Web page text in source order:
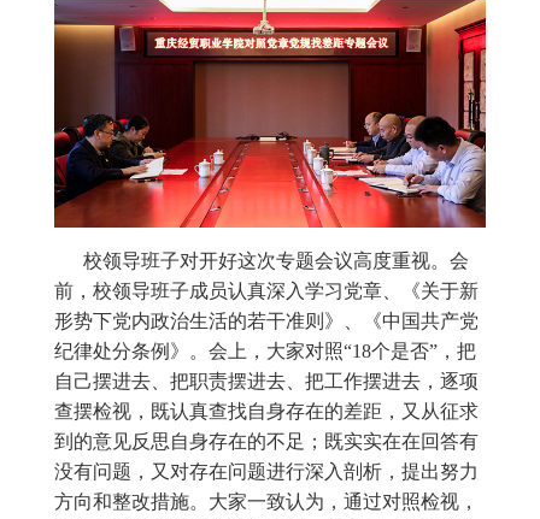
校领导班子对开好这次专题会议高度重视。会
前，校领导班子成员认真深入学习党章、《关于新
形势下党内政治生活的若干准则》、《中国共产党
纪律处分条例》。会上，大家对照“18个是否”，把
自己摆进去、把职责摆进去、把工作摆进去，逐项
查摆检视，既认真查找自身存在的差距，又从征求
到的意见反思自身存在的不足；既实实在在回答有
没有问题，又对存在问题进行深入剖析，提出努力
方向和整改措施。大家一致认为，通过对照检视，